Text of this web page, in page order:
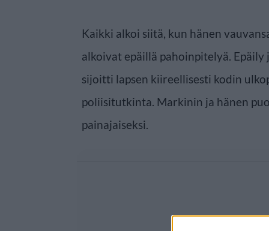
Kaikki alkoi siitä, kun hänen
alkoivat epäillä pahoinpitelyä.
sijoitti lapsen kiireellisesti kodin
poliisitutkinta. Markinin ja hänen
painajaiseksi.